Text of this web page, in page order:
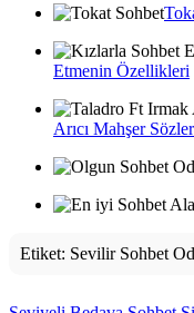
Etmenin Özellikleri
Arıcı Mahşer
Etiket: Sevilir Sohbet